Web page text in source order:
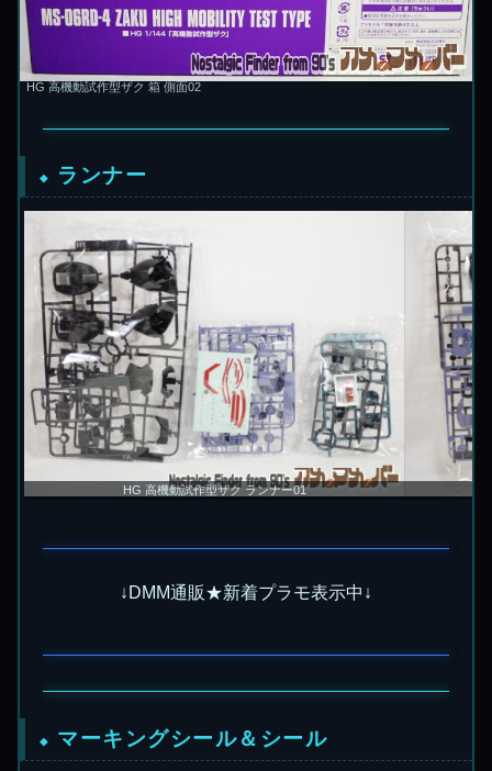
HG 高機動試作型ザク 箱 側面02
ランナー
HG 高機動試作型ザク ランナー01
↓DMM通販★新着プラモ表示中↓
マーキングシール＆シール